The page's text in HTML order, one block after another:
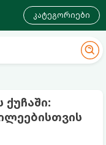
კატეგორიები